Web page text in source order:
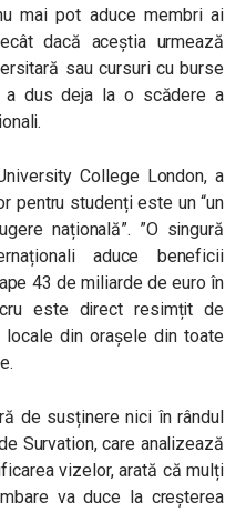
mai pot aduce membri ai
dacă aceștia urmează
sau cursuri cu burse
a dus deja la o scădere a
College London, a
pentru studenți este un “un
națională”. ”O singură
aduce beneficii
43 de miliarde de euro în
este direct resimțit de
din orașele din toate
de susținere nici în rândul
Survation, care analizează
vizelor, arată că mulți
va duce la creșterea